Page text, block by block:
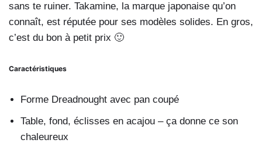
sans te ruiner. Takamine, la marque japonaise qu’on
connaît, est réputée pour ses modèles solides. En gros,
c’est du bon à petit prix 🙂
Caractéristiques
Forme Dreadnought avec pan coupé
Table, fond, éclisses en acajou – ça donne ce son
chaleureux